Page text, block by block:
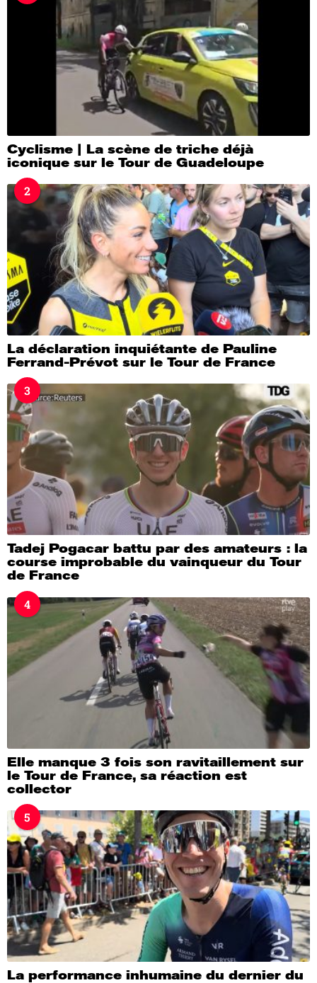
g
o
Cyclisme | La scène de triche déjà
iconique sur le Tour de Guadeloupe
2
La déclaration inquiétante de Pauline
Ferrand-Prévot sur le Tour de France
3
Tadej Pogacar battu par des amateurs : la
course improbable du vainqueur du Tour
de France
4
Elle manque 3 fois son ravitaillement sur
le Tour de France, sa réaction est
collector
5
La performance inhumaine du dernier du